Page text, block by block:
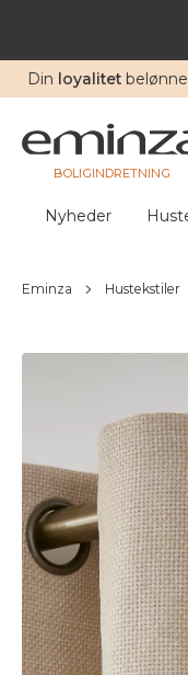
Din loyalitet
BOLIGINDRETNING
Nyheder
Eminza Hustekstiler